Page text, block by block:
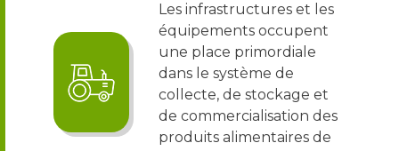
Les infrastructures et les
équipements occupent
une place primordiale
dans le système de
collecte, de stockage et
de commercialisation des
produits alimentaires de